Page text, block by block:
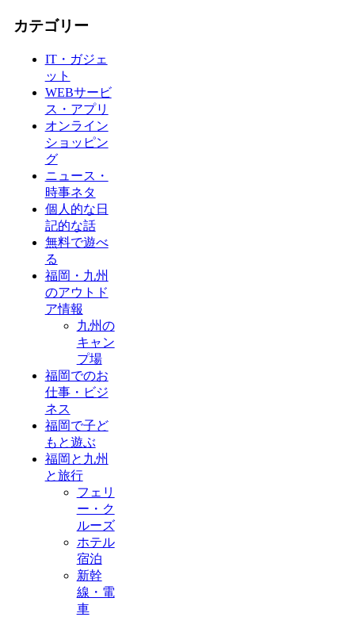
カテゴリー
IT・ガジェ
ット
WEBサービ
ス・アプリ
オンライン
ショッピン
グ
ニュース・
時事ネタ
個人的な日
記的な話
無料で遊べ
る
福岡・九州
のアウトド
ア情報
九州の
キャン
プ場
福岡でのお
仕事・ビジ
ネス
福岡で子ど
もと遊ぶ
福岡と九州
と旅行
フェリ
ー・ク
ルーズ
ホテル
宿泊
新幹
線・電
車